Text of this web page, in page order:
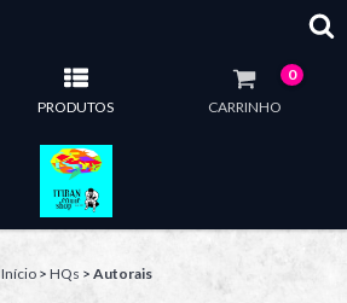
PRODUTOS CARRINHO
0
Início > HQs > Autorais